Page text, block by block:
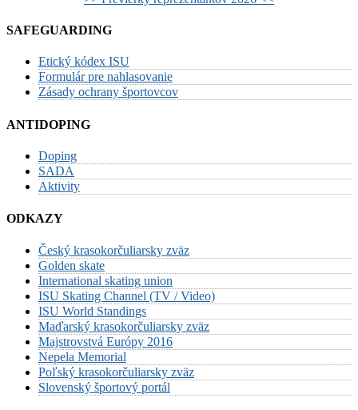
SAFEGUARDING
Etický kódex ISU
Formulár pre nahlasovanie
Zásady ochrany športovcov
ANTIDOPING
Doping
SADA
Aktivity
ODKAZY
Český krasokorčuliarsky zväz
Golden skate
International skating union
ISU Skating Channel (TV / Video)
ISU World Standings
Maďarský krasokorčuliarsky zväz
Majstrovstvá Európy 2016
Nepela Memorial
Poľský krasokorčuliarsky zväz
Slovenský športový portál